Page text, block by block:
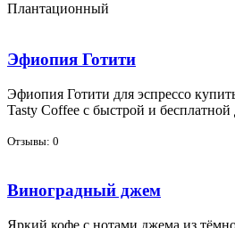
Плантационный
Эфиопия Готити
Эфи­о­пия Го­ти­ти для эс­прес­со
Tasty Coffee с быст­рой и бес­плат­ной
Отзывы: 0
Виноградный джем
Яр­кий ко­фе с но­та­ми дже­ма из